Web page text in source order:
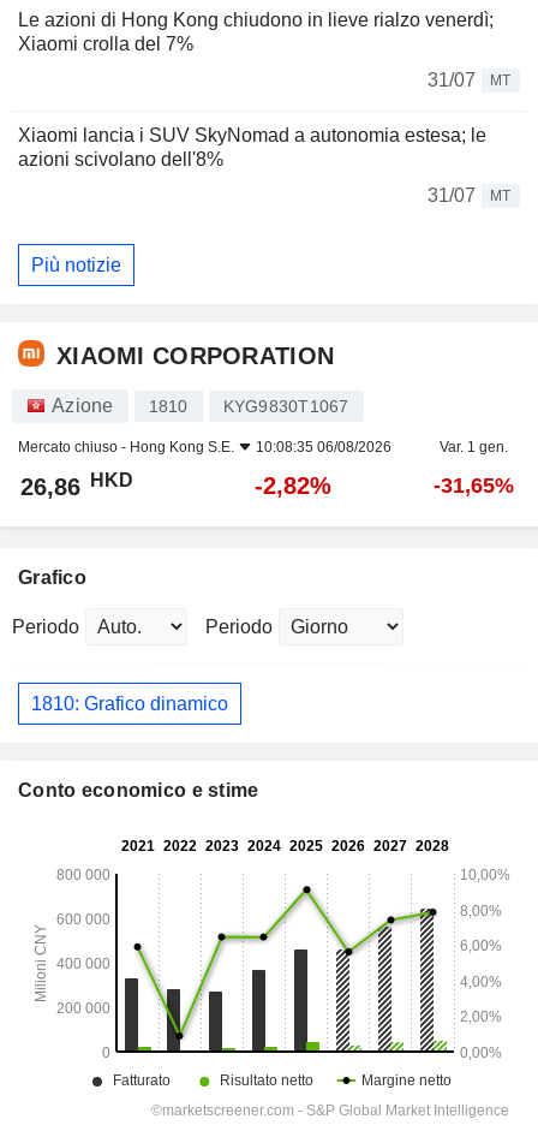
Le azioni di Hong Kong chiudono in lieve rialzo venerdì;
Xiaomi crolla del 7%
31/07
MT
Xiaomi lancia i SUV SkyNomad a autonomia estesa; le
azioni scivolano dell'8%
31/07
MT
Più notizie
XIAOMI CORPORATION
Azione 1810 KYG9830T1067
Mercato chiuso - Hong Kong S.E. 10:08:35 06/08/2026 Var. 1 gen.
26,86 HKD -2,82% -31,65%
Grafico
Periodo Periodo
1810: Grafico dinamico
Conto economico e stime